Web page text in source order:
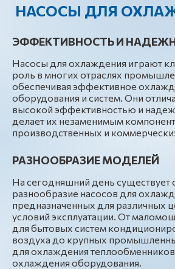
НАСОСЫ ДЛЯ
ЭФФЕКТИВНОСТЬ И
Насосы для охлаждения играют
роль в многих отраслях
обеспечивая эффективное
оборудования и систем. Они
высокой эффективностью и
делает их незаменимым
производственных и
РАЗНООБРАЗИЕ МОДЕЛЕЙ
На сегодняшний день существует
разнообразие насосов для
предназначенных для различных
условий эксплуатации. От
для бытовых систем
воздуха до крупных
для охлаждения теплообменников
охлаждения оборудования.